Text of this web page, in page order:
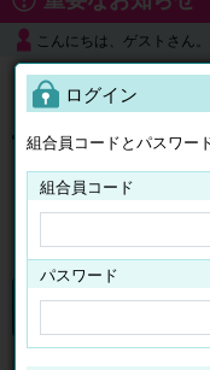
こんにちは、ゲストさん。
よくある質問
チケット
ログイン
組合員コードとパスワー
組合員コード
パスワード